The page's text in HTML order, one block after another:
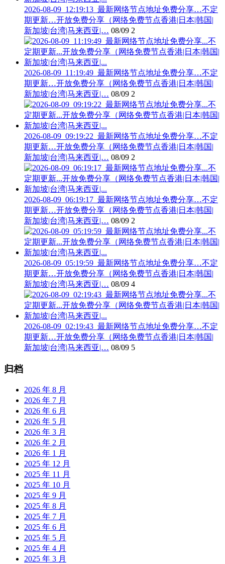
2026-08-09_12:19:13_最新网络节点地址免费分享…不定
期更新…开放免费分享（网络免费节点香港|日本|韩国|
新加坡|台湾|马来西亚|… 08/09 2
2026-08-09_11:19:49_最新网络节点地址免费分享…不定
期更新…开放免费分享（网络免费节点香港|日本|韩国|
新加坡|台湾|马来西亚|… 08/09 2
2026-08-09_09:19:22_最新网络节点地址免费分享…不定
期更新…开放免费分享（网络免费节点香港|日本|韩国|
新加坡|台湾|马来西亚|… 08/09 2
2026-08-09_06:19:17_最新网络节点地址免费分享…不定
期更新…开放免费分享（网络免费节点香港|日本|韩国|
新加坡|台湾|马来西亚|… 08/09 2
2026-08-09_05:19:59_最新网络节点地址免费分享…不定
期更新…开放免费分享（网络免费节点香港|日本|韩国|
新加坡|台湾|马来西亚|… 08/09 4
2026-08-09_02:19:43_最新网络节点地址免费分享…不定
期更新…开放免费分享（网络免费节点香港|日本|韩国|
新加坡|台湾|马来西亚|… 08/09 5
归档
2026 年 8 月
2026 年 7 月
2026 年 6 月
2026 年 5 月
2026 年 3 月
2026 年 2 月
2026 年 1 月
2025 年 12 月
2025 年 11 月
2025 年 10 月
2025 年 9 月
2025 年 8 月
2025 年 7 月
2025 年 6 月
2025 年 5 月
2025 年 4 月
2025 年 3 月